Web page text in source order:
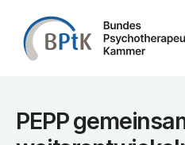
Zum Inhalt springen
PEPP